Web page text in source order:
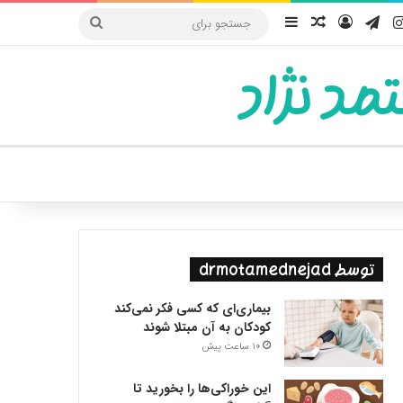
اینستاگرام
تلگرامورودنوشته تصادفی
سایدبار
جستجو
نژاد
پوسته
توسط drmotamednejad
بیماری‌ای که کسی فکر نمی‌کند
کودکان به آن مبتلا شوند
10 ساعت پیش
این خوراکی‌ها را بخورید تا